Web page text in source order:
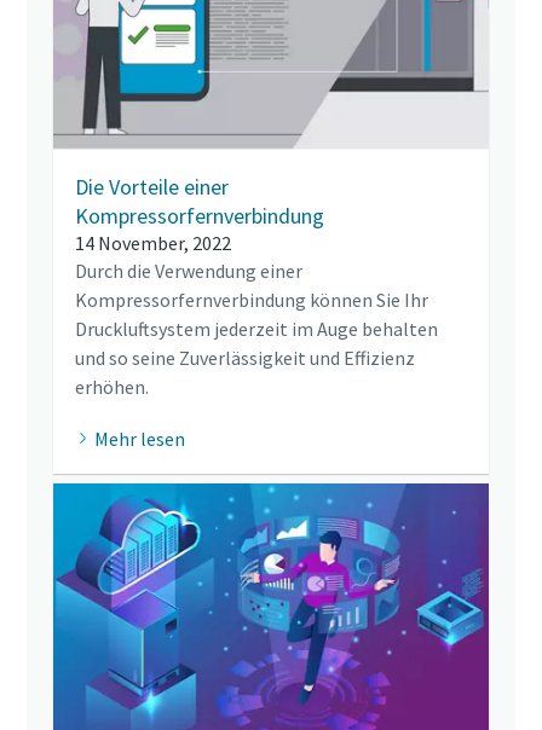
Die Vorteile einer
Kompressorfernverbindung
14 November, 2022
Durch die Verwendung einer
Kompressorfernverbindung können Sie Ihr
Druckluftsystem jederzeit im Auge behalten
und so seine Zuverlässigkeit und Effizienz
erhöhen.
Mehr lesen